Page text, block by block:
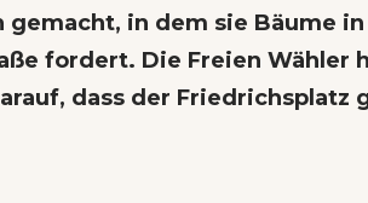
in dem sie Bäume
fordert. Die Freien Wähler
dass der Friedrichsplatz